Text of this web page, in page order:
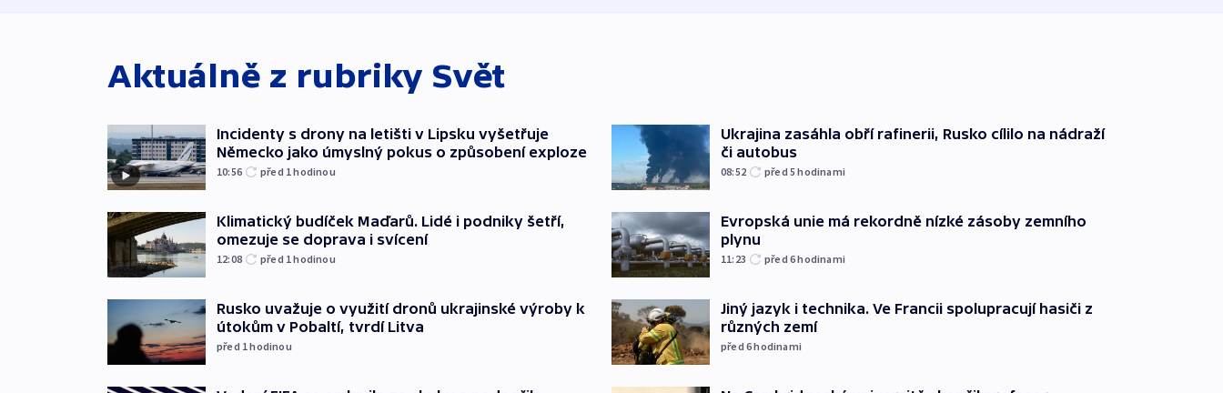
Aktuálně z rubriky Svět
Incidenty s drony na letišti v Lipsku vyšetřuje
Německo jako úmyslný pokus o způsobení exploze
10:56 před 1hodinou
Klimatický budíček Maďarů. Lidé i podniky šetří,
omezuje se doprava i svícení
12:08 před 1hodinou
Rusko uvažuje o využití dronů ukrajinské výroby k
útokům v Pobaltí, tvrdí Litva
před 1hodinou
Ukrajina zasáhla obří rafinerii, Rusko cílilo na nádraží
či autobus
08:52 před 5hodinami
Evropská unie má rekordně nízké zásoby zemního
plynu
11:23 před 6hodinami
Jiný jazyk i technika. Ve Francii spolupracují hasiči z
různých zemí
před 6hodinami